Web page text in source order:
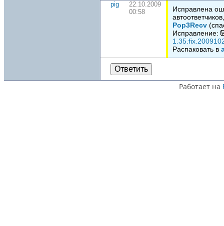
pig
22.10.2009
00:58
Исправлена
Pop3Recv
Исправление:
Распаковать в
Ответить
Работает на